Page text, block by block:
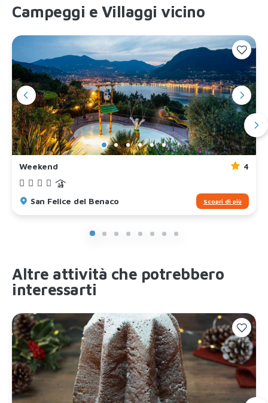
Campeggi e Villaggi vicino
Weekend 4
San Felice del Benaco Scopri di più
Altre attività che potrebbero
interessarti